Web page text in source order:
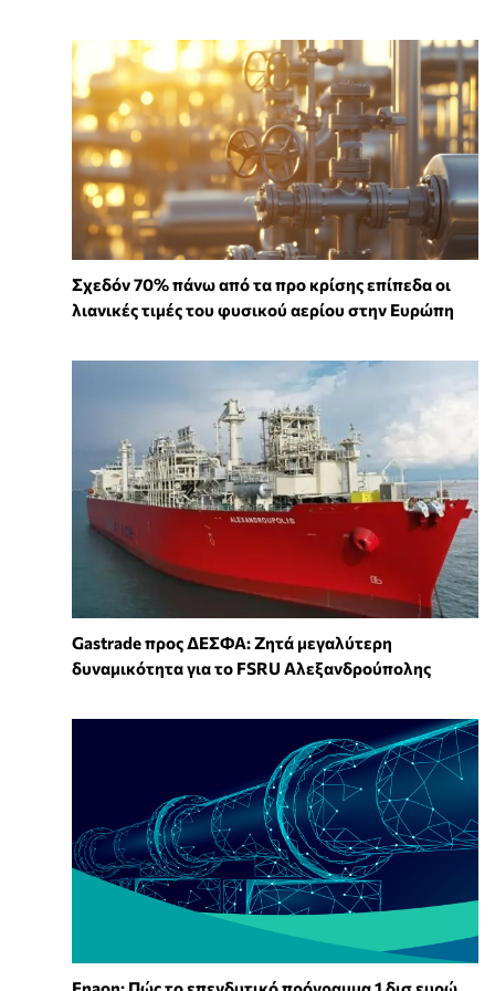
Σχεδόν 70% πάνω από τα προ κρίσης επίπεδα οι
λιανικές τιμές του φυσικού αερίου στην Ευρώπη
Gastrade προς ΔΕΣΦΑ: Ζητά μεγαλύτερη
δυναμικότητα για το FSRU Αλεξανδρούπολης